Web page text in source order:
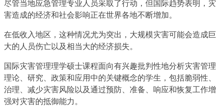
尽管当地应急管理专业人员采取了行动，但国际趋势表明，灾
害造成的经济和社会影响正在世界各地不断增加。
在低收入地区，这种情况尤为突出，大规模灾害可能会造成巨
大的人员伤亡以及相当大的经济损失。
国际灾害管理理学硕士课程面向有兴趣批判性地分析灾害管理
理论、研究、政策和应用中的关键概念的学生，包括脆弱性、
治理、减少灾害风险以及通过预防、准备、响应和恢复工作增
强对灾害的抵御能力。